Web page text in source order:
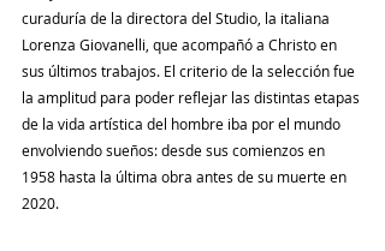
curaduría de la directora del Studio, la italiana
Lorenza Giovanelli, que acompañó a Christo en
sus últimos trabajos. El criterio de la selección fue
la amplitud para poder reflejar las distintas etapas
de la vida artística del hombre iba por el mundo
envolviendo sueños: desde sus comienzos en
1958 hasta la última obra antes de su muerte en
2020.